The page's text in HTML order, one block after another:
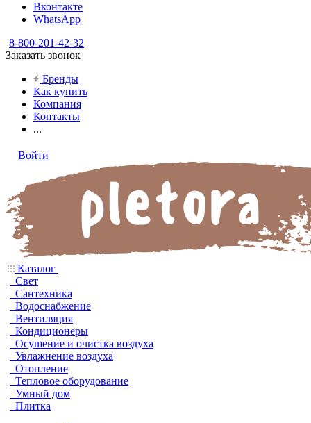
Вконтакте
WhatsApp
8-800-201-42-32
Заказать звонок
Бренды
Как купить
Компания
Контакты
...
Войти
Каталог
Свет
Сантехника
Водоснабжение
Вентиляция
Кондиционеры
Осушение и очистка воздуха
Увлажнение воздуха
Отопление
Тепловое оборудование
Умный дом
Плитка